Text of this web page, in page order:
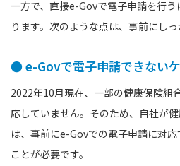
一方で、直接e-Govで電子申請を行
ります。次のような点は、事前にし
● e-Govで電子申請できない
2022年10月現在、一部の健康保険組
応していません。そのため、自社が
は、事前にe-Govでの電子申請に対
ことが必要です。